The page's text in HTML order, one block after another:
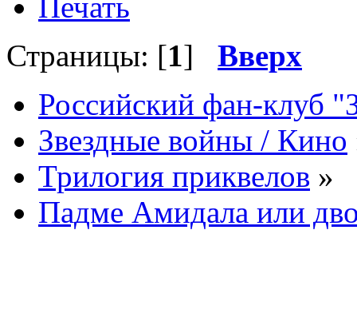
Страницы: [1] Вверх
Российский фан-клуб
Звездные войны / Кино
Трилогия приквелов »
Падме Амидала или